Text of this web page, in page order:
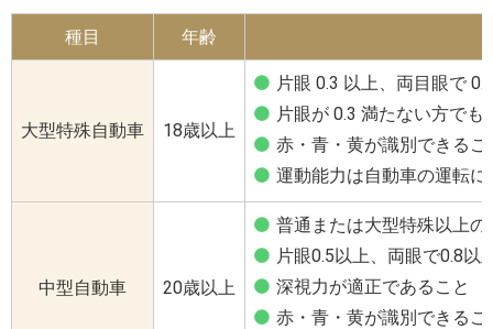
種目 年齢
大型特殊自動車 18歳以上
片眼 0.3 以上、両目眼で
片眼が 0.3 満たない方で
赤・青・黄が識別できるこ
運動能力は自動車の運転
中型自動車 20歳以上
普通または大型特殊以上
片眼0.5以上、両眼で0.8以
深視力が適正であること
赤・青・黄が識別できるこ